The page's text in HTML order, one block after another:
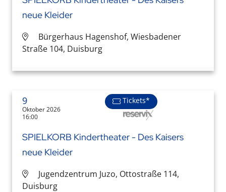
neue Kleider
Bürgerhaus Hagenshof, Wiesbadener
Straße 104, Duisburg
9
Oktober 2026
16:00
Tickets*
SPIELKORB Kindertheater - Des Kaisers
neue Kleider
Jugendzentrum Juzo, Ottostraße 114,
Duisburg